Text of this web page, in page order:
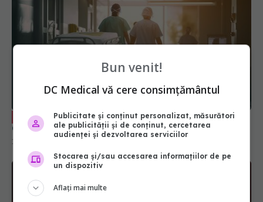
EXCLUSIV Boala varicoasă, complicații. Dr. Anca
13 iun 2025, 18:24
Bun venit!
DC Medical vă cere consimțământul
Publicitate și conținut personalizat, măsurători
ale publicității și de conținut, cercetarea
audienței și dezvoltarea serviciilor
Stocarea și/sau accesarea informațiilor de pe
un dispozitiv
Aflați mai multe